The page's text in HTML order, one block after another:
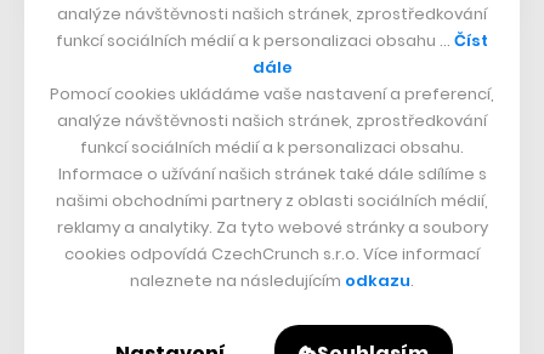
Reálný ekologický dopad skla ovšem není jen pozitivní.
Jedná o těžký materiál, který se hůře skladuje a
přepravuje. Tím pak vzniká i více emisí oxidu
uhličitého, nutné je započítat také náklady na
vymývání.
předloňského prosince, najít vhodnou alternativu k
analýze návštěvnosti našich stránek, zprostředkování
funkcí sociálních médií a k personalizaci obsahu … Číst
dále
Pomocí cookies ukládáme vaše nastavení a preferencí,
analýze návštěvnosti našich stránek, zprostředkování
funkcí sociálních médií a k personalizaci obsahu.
Informace o užívání našich stránek také dále sdílíme s
našimi obchodními partnery z oblasti sociálních médií,
reklamy a analytiky. Za tyto webové stránky a soubory
cookies odpovídá CzechCrunch s.r.o. Více informací
naleznete na následujícím odkazu.